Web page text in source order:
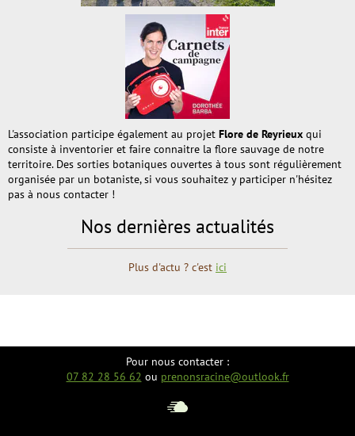
L'association participe également au projet Flore de Reyrieux qui
consiste à inventorier et faire connaitre la flore sauvage de notre
territoire. Des sorties botaniques ouvertes à tous sont régulièrement
organisée par un botaniste, si vous souhaitez y participer n'hésitez
pas à nous contacter !
Nos dernières actualités
Plus d'actu ? c'est ici
Pour nous contacter :
07 82 28 56 62 ou prenonsracine@outlook.fr